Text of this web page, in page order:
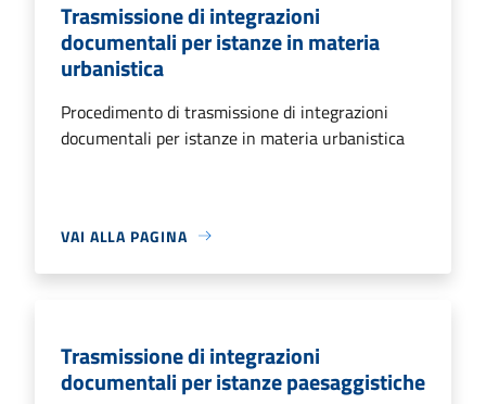
Trasmissione di integrazioni
documentali per istanze in materia
urbanistica
Procedimento di trasmissione di integrazioni
documentali per istanze in materia urbanistica
VAI ALLA PAGINA
Trasmissione di integrazioni
documentali per istanze paesaggistiche